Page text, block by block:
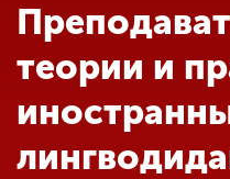
Абитуриенту
Обучение
теории и